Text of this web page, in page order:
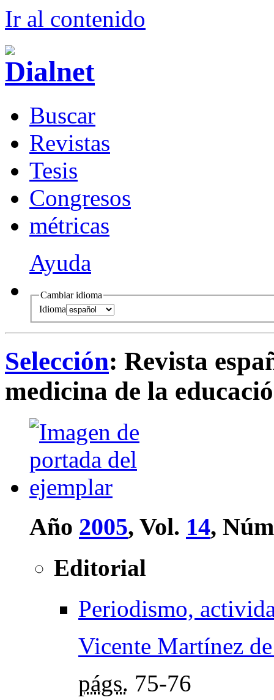
Ir al contenido
Buscar
Revistas
Tesis
Congresos
métricas
Ayuda
Cambiar idioma
Idioma
Selección: Revista
medicina de la
Año 2005, Vol. 14,
Editorial
Periodismo,
Vicente Martínez
págs. 75-76